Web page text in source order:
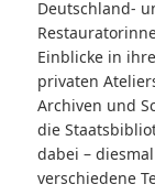
Deutschland-
Einblicke in
privaten
Archiven und
die
dabei –
verschiedene